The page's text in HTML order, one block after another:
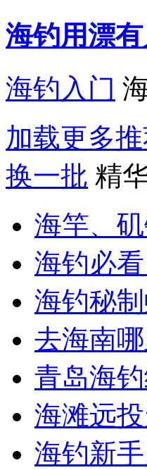
海钓用漂
海钓入门
加载更多
换一批 精
海竿、
海钓必
海钓秘
去海南
青岛海
海滩远
海钓新